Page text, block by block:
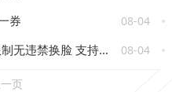
券 08-04
禁换脸 支持照片/视频 08-04
一页